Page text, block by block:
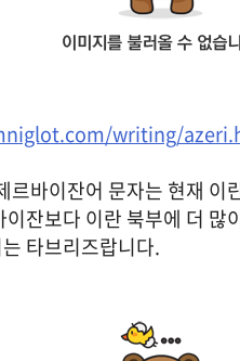
writing/
르바이잔어 문자는 현재 이
잔보다 이란 북부에 더 많
타브리즈랍니다.